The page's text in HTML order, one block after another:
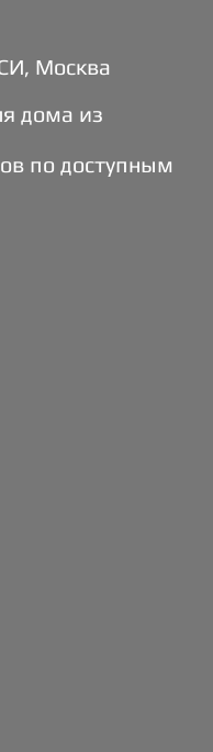
Москва
дома из
по доступным